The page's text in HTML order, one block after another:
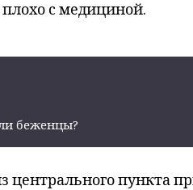
с медициной.
беженцы?
центрального пункта